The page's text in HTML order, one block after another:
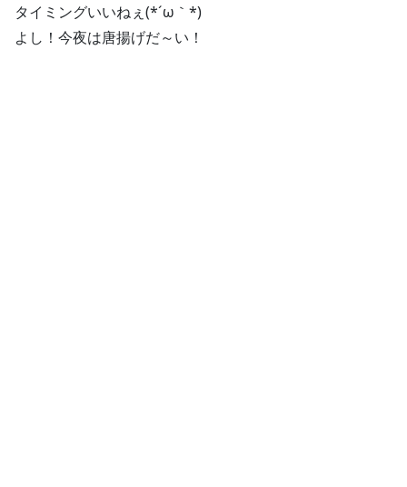
タイミングいいねぇ(*´ω｀*)
よし！今夜は唐揚げだ～い！